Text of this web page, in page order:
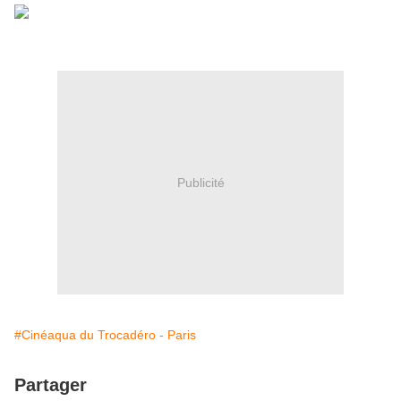
Publicité
#Cinéaqua du Trocadéro - Paris
Partager